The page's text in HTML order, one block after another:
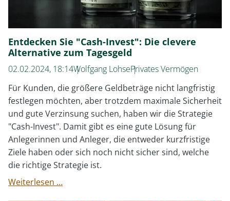
Entdecken Sie "Cash-Invest": Die clevere
Alternative zum Tagesgeld
02.02.2024, 18:14Wolfgang LohsePrivates Vermögen
Für Kunden, die größere Geldbeträge nicht langfristig
festlegen möchten, aber trotzdem maximale Sicherheit
und gute Verzinsung suchen, haben wir die Strategie
"Cash-Invest". Damit gibt es eine gute Lösung für
Anlegerinnen und Anleger, die entweder kurzfristige
Ziele haben oder sich noch nicht sicher sind, welche
die richtige Strategie ist.
Weiterlesen …Entdecken